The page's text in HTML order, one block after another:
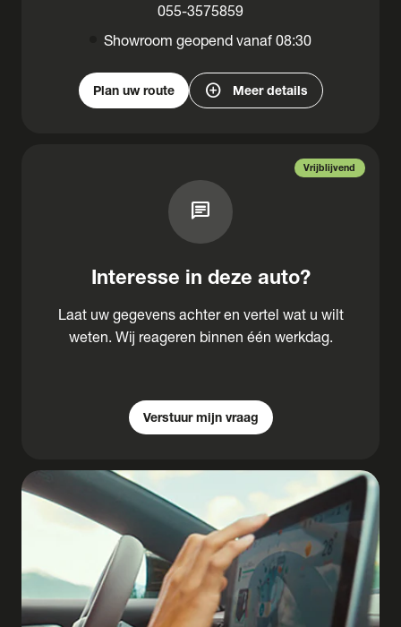
055-3575859
Showroom geopend vanaf 08:30
Plan uw route add_circle Meer details
Vrijblijvend
chat
Interesse in deze auto?
Laat uw gegevens achter en vertel wat u wilt
weten. Wij reageren binnen één werkdag.
Verstuur mijn vraag